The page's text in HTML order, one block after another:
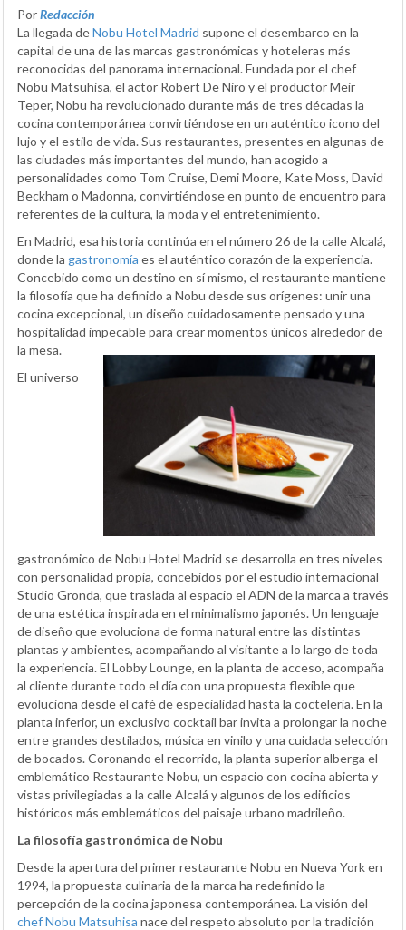
PorRedacción
La llegada deNobu Hotel Madrid supone el desembarco en la
capital de una de las marcas gastronómicas y hoteleras más
reconocidas del panorama internacional. Fundada por el chef
Nobu Matsuhisa, el actor Robert De Niro y el productor Meir
Teper, Nobu ha revolucionado durante más de tres décadas la
cocina contemporánea convirtiéndose en un auténtico icono del
lujo y el estilo de vida. Sus restaurantes, presentes en algunas de
las ciudades más importantes del mundo, han acogido a
personalidades como Tom Cruise, Demi Moore, Kate Moss, David
Beckham o Madonna, convirtiéndose en punto de encuentro para
referentes de la cultura, la moda y el entretenimiento.
En Madrid, esa historia continúa en el número 26 de la calle Alcalá,
donde la gastronomía es el auténtico corazón de la experiencia.
Concebido como un destino en sí mismo, el restaurante mantiene
la filosofía que ha definido a Nobu desde sus orígenes: unir una
cocina excepcional, un diseño cuidadosamente pensado y una
hospitalidad impecable para crear momentos únicos alrededor de
la mesa.
El universo
gastronómico de Nobu Hotel Madrid se desarrolla en tres niveles
con personalidad propia, concebidos por el estudio internacional
Studio Gronda, que traslada al espacio el ADN de la marca a través
de una estética inspirada en el minimalismo japonés. Un lenguaje
de diseño que evoluciona de forma natural entre las distintas
plantas y ambientes, acompañando al visitante a lo largo de toda
la experiencia. El Lobby Lounge, en la planta de acceso, acompaña
al cliente durante todo el día con una propuesta flexible que
evoluciona desde el café de especialidad hasta la coctelería. En la
planta inferior, un exclusivo cocktail bar invita a prolongar la noche
entre grandes destilados, música en vinilo y una cuidada selección
de bocados. Coronando el recorrido, la planta superior alberga el
emblemático Restaurante Nobu, un espacio con cocina abierta y
vistas privilegiadas a la calle Alcalá y algunos de los edificios
históricos más emblemáticos del paisaje urbano madrileño.
La filosofía gastronómica de Nobu
Desde la apertura del primer restaurante Nobu en Nueva York en
1994, la propuesta culinaria de la marca ha redefinido la
percepción de la cocina japonesa contemporánea. La visión del
chef Nobu Matsuhisa nace del respeto absoluto por la tradición